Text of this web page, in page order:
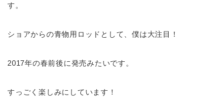
す。
ショアからの青物用ロッドとして、僕は大注目！
2017年の春前後に発売みたいです。
すっごく楽しみにしています！